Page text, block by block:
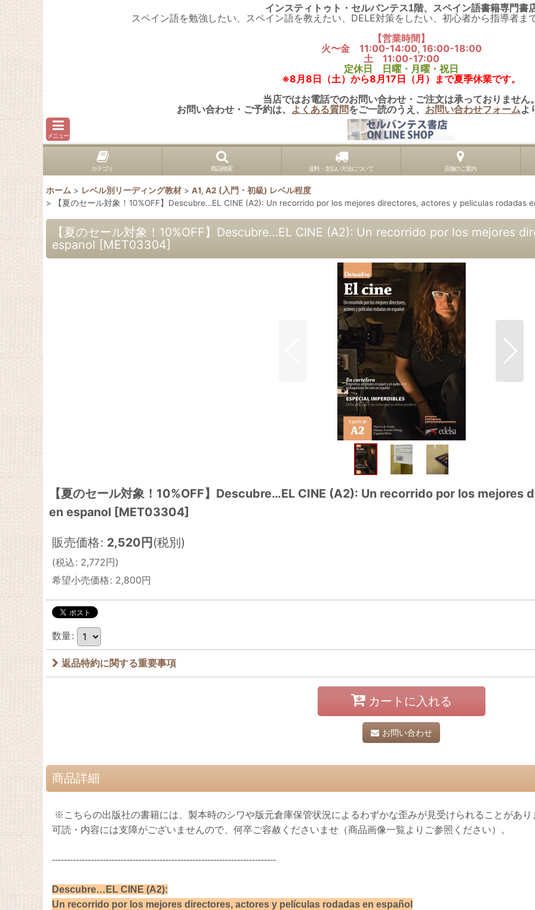
インスティトゥト・セルバンテス1階、スペイン語書籍専門書
スペイン語を勉強したい、スペイン語を教えたい、DELE対策をしたい、初心者から指導者ま
【営業時間】
火〜金 11:00-14:00, 16:00-18:00
土 11:00-17:00
定休日 日曜・月曜・祝日
※8月8日（土）から8月17日（月）まで夏季休業です。
当店ではお電話でのお問い合わせ・ご注文は承っておりません
お問い合わせ・ご予約は、 よくある質問をご一読のうえ、 お問い合わせフォームよ
メニュー
カテゴリ 商品検索 送料・支払い方法について 店舗のご案内
ホーム > レベル別リーディング教材 > A1, A2 (入門・初級) レベル程度
>
【夏のセール対象！10%OFF】Descubre…EL CINE (A2): Un recorrido por los mejores directores, actores y peliculas rodadas
【夏のセール対象！10%OFF】Descubre…EL CINE (A2): Un recorrido por los mejores
espanol [MET03304]
【夏のセール対象！10%OFF】Descubre…EL CINE (A2): Un recorrido por los
en espanol [MET03304]
販売価格: 2,520 円 (税別)
(税込: 2,772円)
希望小売価格: 2,800円
数量:
返品特約に関する重要事項
カートに入れる
お問い合わせ
商品詳細
※こちらの出版社の書籍には、製本時のシワや版元倉庫保管状況によるわずかな歪みが見受けられることがあり
可読・内容には支障がございませんので、何卒ご容赦くださいませ（商品画像一覧よりご参照ください）。
---------------------------------------------------------------------------
Descubre…EL CINE (A2):
Un recorrido por los mejores directores, actores y películas rodadas en español